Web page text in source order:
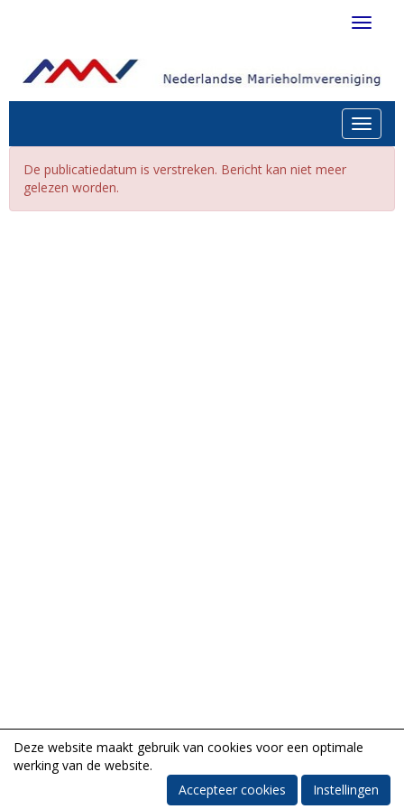
Toggle
De publicatiedatum is verstreken. Bericht kan niet meer
gelezen worden.
Deze website maakt gebruik van cookies voor een optimale
werking van de website.
Accepteer cookies
Instellingen